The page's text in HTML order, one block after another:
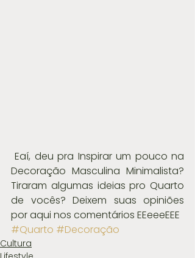
Eaí, deu pra Inspirar um pouco na
Decoração Masculina Minimalista?
Tiraram algumas ideias pro Quarto
de vocês? Deixem suas opiniões
por aqui nos comentários EEeeeEEE
#Quarto #Decoração
Cultura